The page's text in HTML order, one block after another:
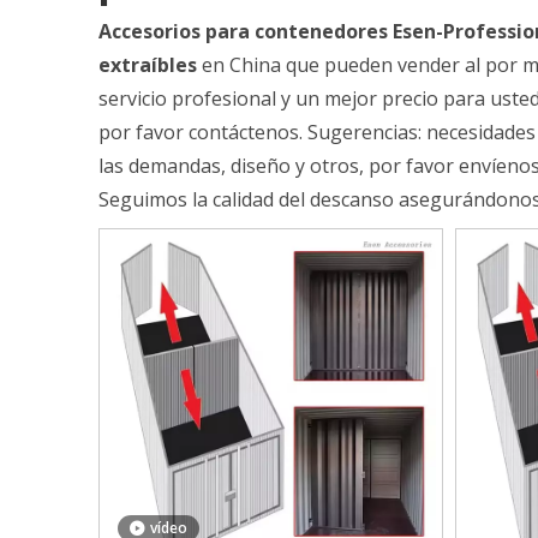
Accesorios para contenedores Esen-
extraíblesen China que pueden vender al por
servicio profesional y un mejor precio para
por favor contáctenos. Sugerencias:
las demandas, diseño y otros, por favor
Seguimos la calidad del descanso
vídeo